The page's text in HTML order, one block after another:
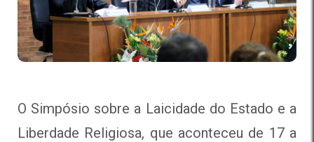
O Simpósio sobre a Laicidade do Estado e a
Liberdade Religiosa, que aconteceu de 17 a